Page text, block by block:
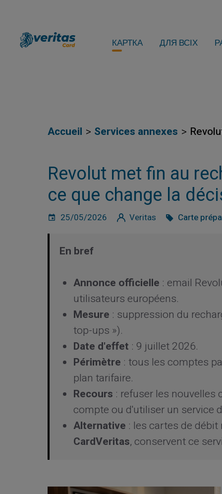
КАРТКА ДЛЯ ВСІХ
Accueil Services annexes
Revolut met fin au
ce que change la
25/05/2026 Veritas Carte
En bref
Annonce officielle : email
utilisateurs européens.
Mesure : suppression du
top-ups »).
Date d'effet : 9 juillet 2026.
Périmètre : tous les comptes
plan tarifaire.
Recours : refuser les
compte ou d'utiliser un service
Alternative : les cartes de
CardVeritas, conservent ce